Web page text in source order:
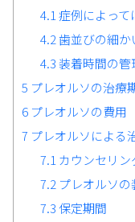
4.1 症例によって
4.2歯並びの細
4.3装着時間の管
5 プレオルソの治療
6 プレオルソの費用
7 プレオルソによる
7.1 カウンセリ
7.2 プレオルソ
7.3保定期間